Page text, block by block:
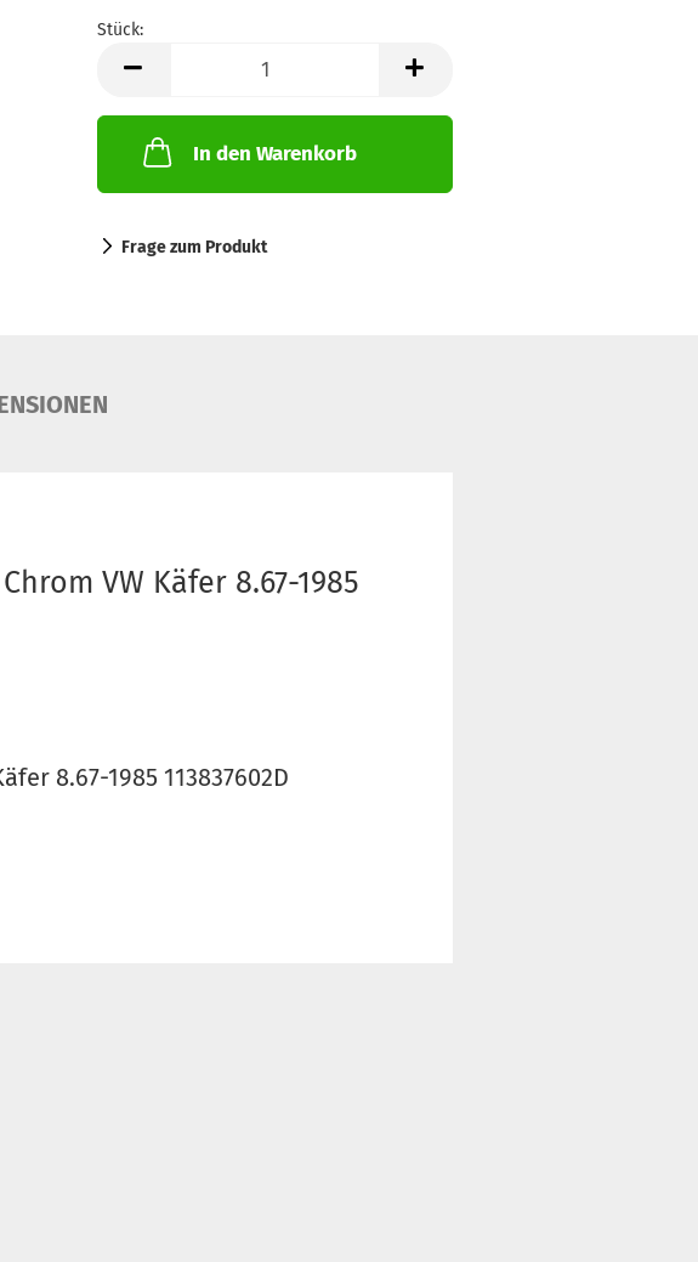
Stück:
Stück
In den Warenkorb
Frage zum Produkt
VW Käfer 8.67-1985
8.67-1985 113837602D